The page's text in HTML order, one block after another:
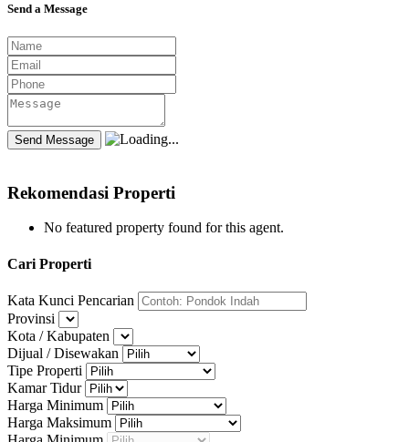
Send a Message
Rekomendasi Properti
No featured property found for this agent.
Cari Properti
Kata Kunci Pencarian
Provinsi
Kota / Kabupaten
Dijual / Disewakan
Tipe Properti
Kamar Tidur
Harga Minimum
Harga Maksimum